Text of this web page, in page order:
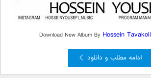
Download New Album By Hossein Tavakoli
ادامه مطلب و دانلود